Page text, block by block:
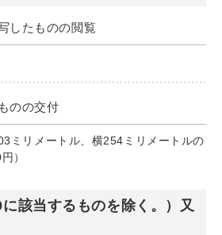
したものの閲覧
のの交付
ミリメートル、横254ミリメートルの
）
該当するものを除く。）又